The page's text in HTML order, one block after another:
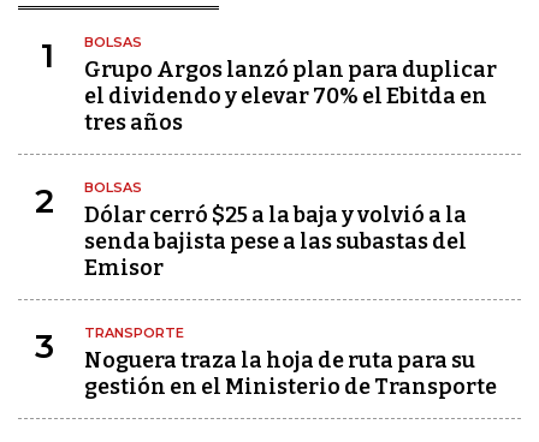
1 BOLSAS
Grupo Argos lanzó plan para duplicar
el dividendo y elevar 70% el Ebitda en
tres años
2 BOLSAS
Dólar cerró $25 a la baja y volvió a la
senda bajista pese a las subastas del
Emisor
3 TRANSPORTE
Noguera traza la hoja de ruta para su
gestión en el Ministerio de Transporte